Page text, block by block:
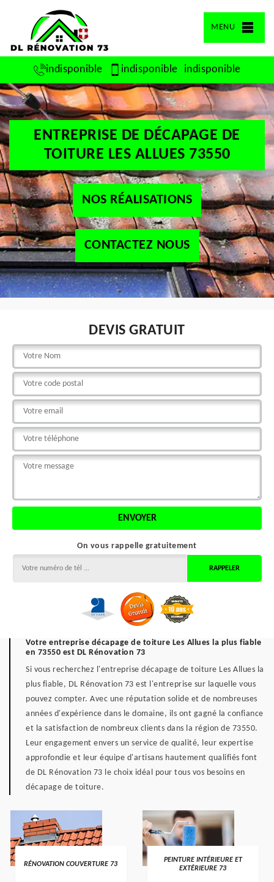
MENU
indisponible indisponible indisponible
ENTREPRISE DE DÉCAPAGE DE
TOITURE LES ALLUES 73550
NOS RÉALISATIONS
CONTACTEZ NOUS
DEVIS GRATUIT
On vous rappelle gratuitement
Votre entreprise décapage de toiture Les Allues la plus fiable
en 73550 est DL Rénovation 73
Si vous recherchez l'entreprise décapage de toiture Les Allues la
plus fiable, DL Rénovation 73 est l'entreprise sur laquelle vous
pouvez compter. Avec une réputation solide et de nombreuses
années d'expérience dans le domaine, ils ont gagné la confiance
et la satisfaction de nombreux clients dans la région de 73550.
Leur engagement envers un service de qualité, leur expertise
approfondie et leur équipe d'artisans hautement qualifiés font
de DL Rénovation 73 le choix idéal pour tous vos besoins en
décapage de toiture.
RÉNOVATION COUVERTURE 73
PEINTURE INTÉRIEURE ET
EXTÉRIEURE 73